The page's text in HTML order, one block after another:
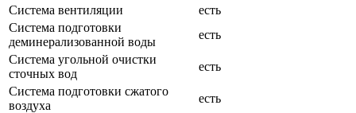
Система вентиляции
есть
Система подготовки
деминерализованной воды
есть
Система угольной очистки
сточных вод
есть
Система подготовки сжатого
воздуха
есть